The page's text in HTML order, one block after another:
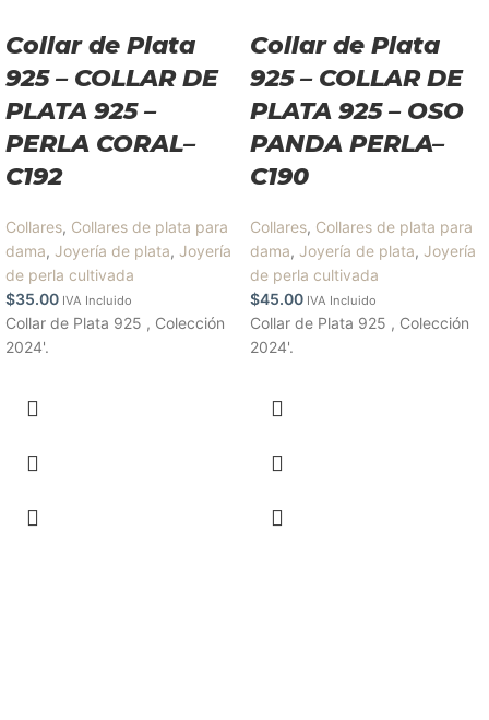
Collar de Plata
925 – COLLAR DE
PLATA 925 –
PERLA CORAL–
C192
Collares, Collares de plata para
dama, Joyería de plata, Joyería
de perla cultivada
$35.00 IVA Incluido
Collar de Plata 925 , Colección
2024'.
Collar de Plata
925 – COLLAR DE
PLATA 925 – OSO
PANDA PERLA–
C190
Collares, Collares de plata para
dama, Joyería de plata, Joyería
de perla cultivada
$45.00 IVA Incluido
Collar de Plata 925 , Colección
2024'.